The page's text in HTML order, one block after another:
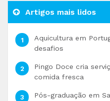
Artigos mais lidos
Aquicultura em
desafios
Pingo Doce cria
comida fresca
Pós-graduação em